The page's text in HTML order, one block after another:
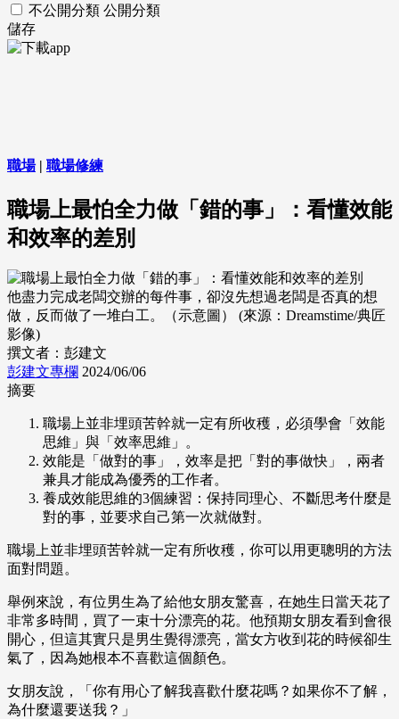
不公開分類 公開分類
儲存
職場| 職場修練
職場上最怕全力做「錯的事」：看懂效能
和效率的差別
他盡力完成老闆交辦的每件事，卻沒先想過老闆是否真的想
做，反而做了一堆白工。（示意圖） (來源：Dreamstime/典匠
影像)
撰文者：彭建文
彭建文專欄 2024/06/06
摘要
職場上並非埋頭苦幹就一定有所收穫，必須學會「效能
思維」與「效率思維」。
效能是「做對的事」，效率是把「對的事做快」，兩者
兼具才能成為優秀的工作者。
養成效能思維的3個練習：保持同理心、不斷思考什麼是
對的事，並要求自己第一次就做對。
職場上並非埋頭苦幹就一定有所收穫，你可以用更聰明的方法
面對問題。
舉例來說，有位男生為了給他女朋友驚喜，在她生日當天花了
非常多時間，買了一束十分漂亮的花。他預期女朋友看到會很
開心，但這其實只是男生覺得漂亮，當女方收到花的時候卻生
氣了，因為她根本不喜歡這個顏色。
女朋友說，「你有用心了解我喜歡什麼花嗎？如果你不了解，
為什麼還要送我？」